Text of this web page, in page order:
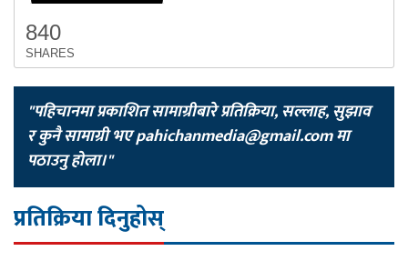
840
SHARES
"पहिचानमा प्रकाशित सामाग्रीबारे प्रतिक्रिया, सल्लाह, सुझाव
र कुनै सामाग्री भएpahichanmedia@gmail.comमा
पठाउनु होला।"
प्रतिक्रिया दिनुहोस्